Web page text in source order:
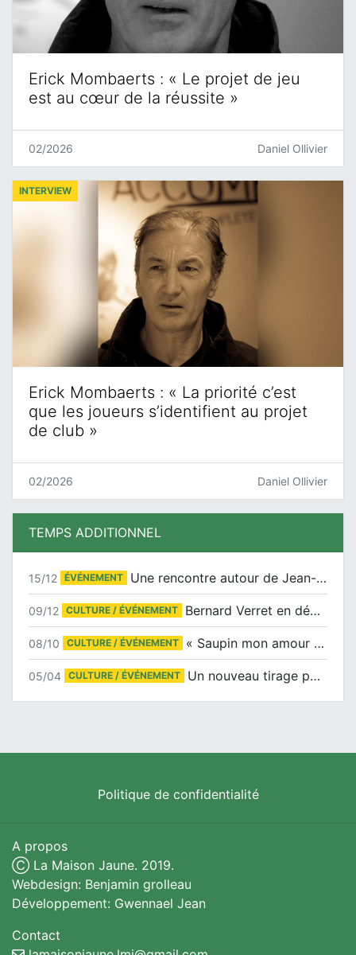
Erick Mombaerts : « Le projet de jeu
est au cœur de la réussite »
02/2026 Daniel Ollivier
Erick Mombaerts : « La priorité c’est
que les joueurs s’identifient au projet
de club »
INTERVIEW
02/2026 Daniel Ollivier
TEMPS ADDITIONNEL
15/12 ÉVÉNEMENT Une rencontre autour de Jean-Claude Suaudeau
09/12 CULTURE / ÉVÉNEMENT Bernard Verret en dédicaces le samedi 13 décembre à l’Espace Culturel Atlantis
08/10 CULTURE / ÉVÉNEMENT « Saupin mon amour » au salon du livre de Trentemoult
05/04 CULTURE / ÉVÉNEMENT Un nouveau tirage pour le Docu-BD
Politique de confidentialité
A propos
Ⓒ La Maison Jaune. 2019.
Webdesign: Benjamin grolleau
Développement: Gwennael Jean
Contact